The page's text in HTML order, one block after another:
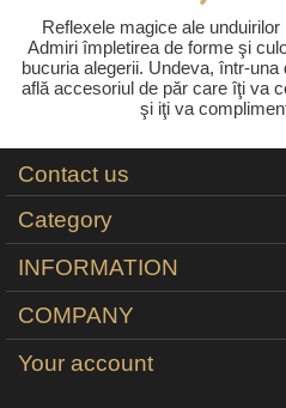
Reflexele magice ale
Admiri împletirea de forme şi
bucuria alegerii. Undeva, într-
află accesoriul de păr care îţi va
şi iţi va
Contact us
Category
INFORMATION
COMPANY
Your account